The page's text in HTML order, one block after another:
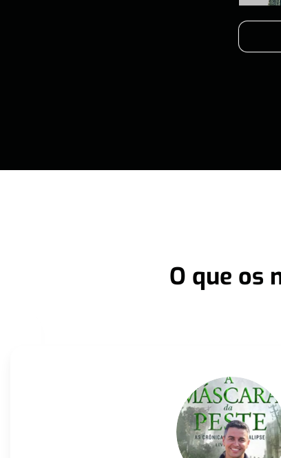
O que os